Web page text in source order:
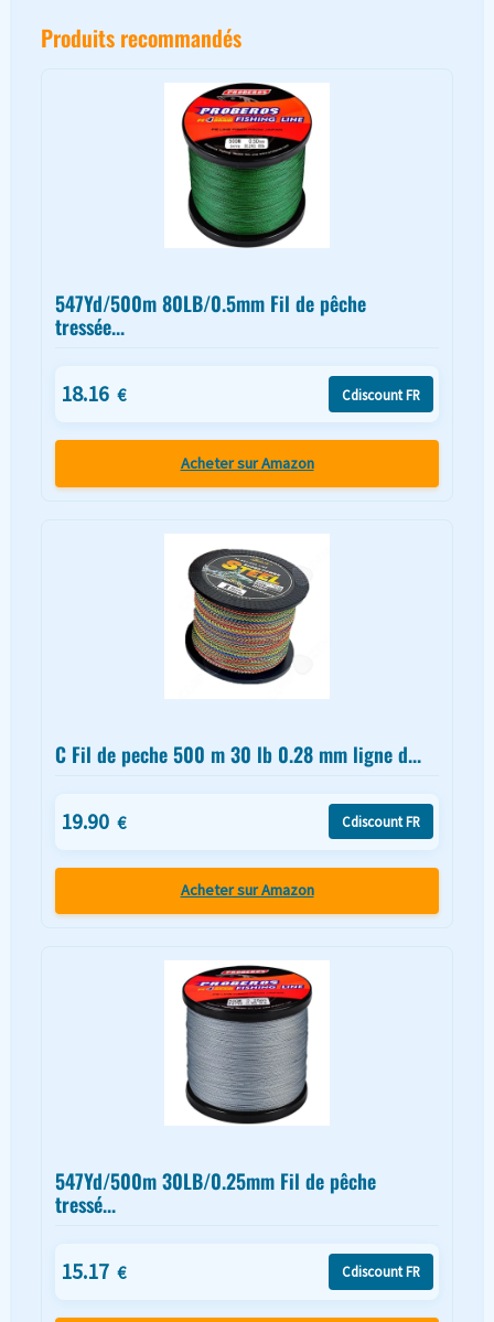
Produits recommandés
547Yd/500m 80LB/0.5mm Fil de pêche
tressée...
18.16 € Cdiscount FR
Acheter sur Amazon
C Fil de peche 500 m 30 lb 0.28 mm ligne d...
19.90 € Cdiscount FR
Acheter sur Amazon
547Yd/500m 30LB/0.25mm Fil de pêche
tressé...
15.17 € Cdiscount FR